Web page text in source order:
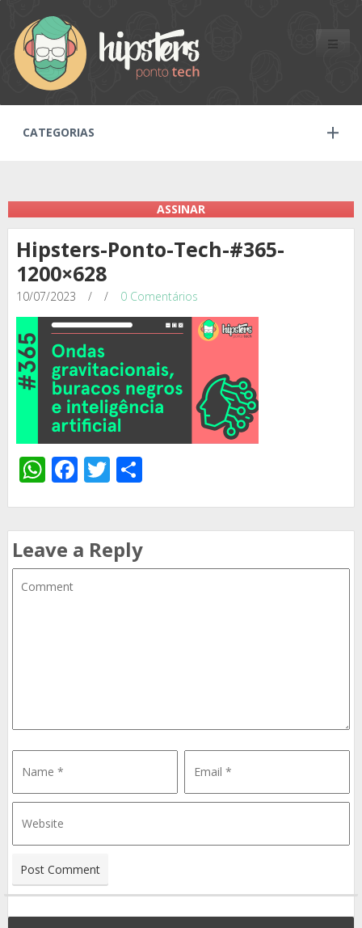
Toggle
CATEGORIAS
ASSINAR
Hipsters-Ponto-Tech-#365-
1200×628
10/07/2023 / / 0 Comentários
WhatsApp
Facebook
Twitter
Leave a Reply